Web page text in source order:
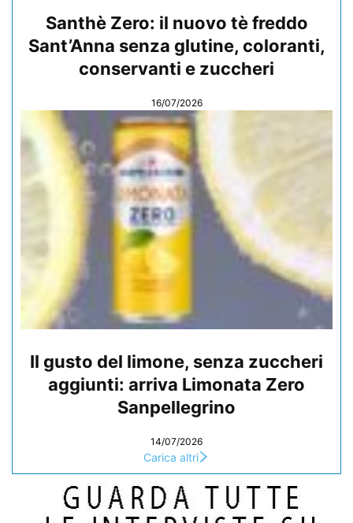
Santhè Zero: il nuovo tè freddo
Sant’Anna senza glutine, coloranti,
conservanti e zuccheri
16/07/2026
Il gusto del limone, senza zuccheri
aggiunti: arriva Limonata Zero
Sanpellegrino
14/07/2026
Carica altri